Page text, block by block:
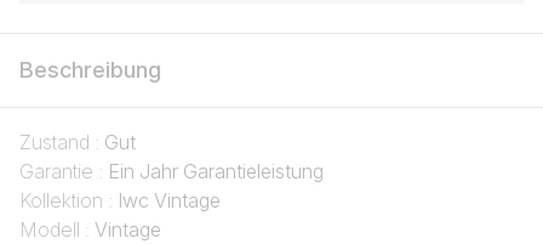
Beschreibung
Zustand : Gut
Garantie : Ein Jahr Garantieleistung
Kollektion : Iwc Vintage
Modell : Vintage